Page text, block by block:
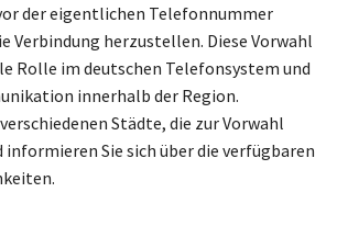
der eigentlichen Telefonnummer
Verbindung herzustellen. Diese Vorwahl
Rolle im deutschen Telefonsystem und
innerhalb der Region.
Städte, die zur Vorwahl
informieren Sie sich über die verfügbaren